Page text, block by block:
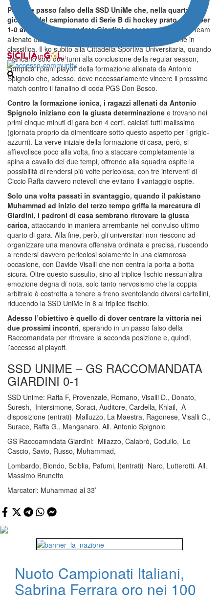
Pesante passo falso della SSD UniMe che, nella quarta
giornata del campionato di Serie B di hockey prato, cede per
1-0 alla GS Raccomandata Giardinie consegna proprio al team
allenato da coach Massimo Brunetto la seconda posizione in
classifica. Il ko subito alla Cittadella Sportiva Universitaria, quando
mancano solo due turni alla conclusione della regular season,
complica i piani playoff della formazione allenata da Antonio
Spignolo che, adesso, deve necessariamente vincere il prossimo
match contro il fanalino di coda PGS Don Bosco.
Contro la formazione ionica, i ragazzi allenati da Antonio
Spignolo iniziano con la giusta determinazione e trovano nei
primi cinque minuti di gara ben 4 corti, calciati tutti malissimo
(giornata proprio da dimenticare sotto questo aspetto per i grigio-
azzurri). La verve iniziale della formazione di casa, però, si
affievolisce poco alla volta, fino a staccare completamente la
spina a cavallo dei due tempi, offrendo alla squadra ospite la
possibilità di rendersi più volte pericolosa, con tre interventi di
Ciccio Raffa davvero notevoli che evitano il vantaggio ospite.
Solo una volta passati in svantaggio, quando il pakistano
Muhammad ad inizio del terzo tempo griffa la marcatura di
Giardini, i padroni di casa sembrano ritrovare la giusta
carica, attaccando in maniera arrembante nel convulso ultimo
quarto di gara. Alla fine, però, gli universitari non riescono ad
organizzare una manovra offensiva ordinata e precisa, riuscendo
a rendersi davvero pericolosi solamente in una clamorosa
occasione, con Davide Visalli che non centra la porta a botta
sicura. Oltre questo sussulto, sino al triplice fischio nessun’altra
emozione degna di nota, solo tanto nervosismo che la coppia
arbitrale è costretta a tenere a freno sventolando diversi cartellini,
riducendo la SSD UniMe in 8 al triplice fischio.
Adesso l’obiettivo è quello di dover centrare la vittoria nei
due prossimi incontri, sperando in un passo falso della
Raccomandata per ritrovare la seconda posizione e, quindi,
l’accesso ai playoff.
SSD UNIME – GS RACCOMANDATA
GIARDINI 0-1
SSD Unime: Raffa F, Provenzale, Romano, Visalli D., Donato,
Suresh, Intersimone, Soraci, Auditore, Cardella, Khlail, A
disposizione (entrati) Malluzzo, La Maestra, Ragonese, Visalli C.,
Surace, Raffa G., Manganaro. All. Antonio Spignolo
GS Raccoamndata Giardini: Milazzo, Calabrò, Codullo, Lo
Cascio, Savio, Russo, Muhammad,
Lombardo, Biondo, Sciblia, Pafumi, l(entrati) Naro, Lutterotti. All.
Massimo Brunetto
Marcatori: Muhammad al 33’
Nuoto Campionati Italiani,
Sabrina Ferrara oro nei 100